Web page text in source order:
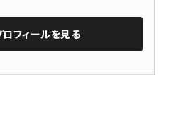
ロフィールを見る